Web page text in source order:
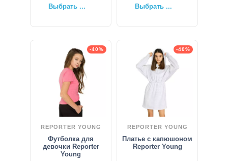
Выбрать ... Выбрать ...
-40%
REPORTER YOUNG
Футболка для
девочки Reporter
Young
-40%
REPORTER YOUNG
Платье с капюшоном
Reporter Young